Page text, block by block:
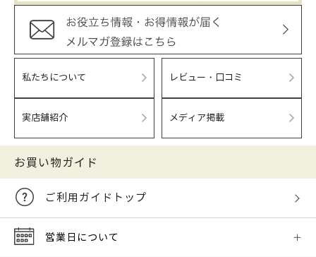
私たちについて レビュー・口コミ
実店舗紹介 メディア掲載
お買い物ガイド
ご利用ガイドトップ
営業日について